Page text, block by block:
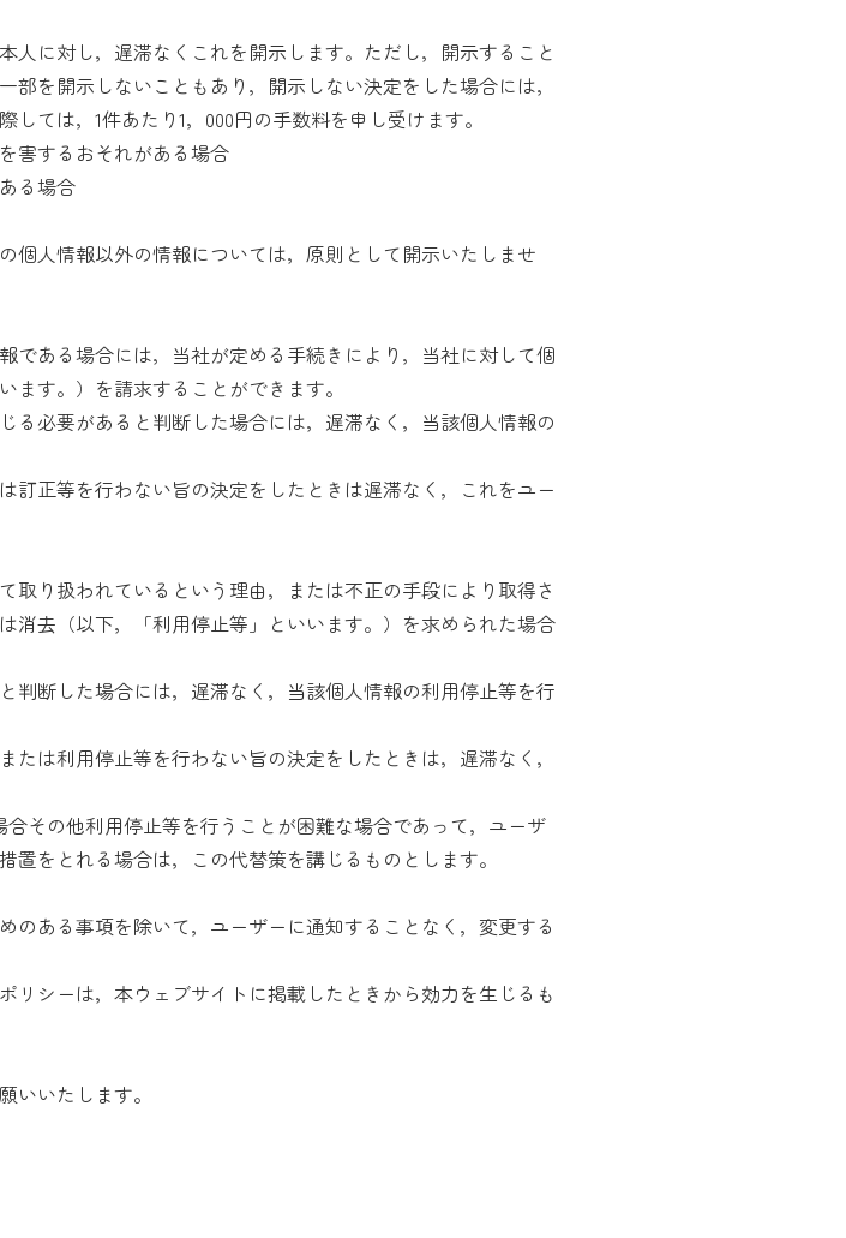
に対し，遅滞なくこれを開示します。ただし，開示すること
を開示しないこともあり，開示しない決定をした場合には，
ては，1件あたり1，000円の手数料を申し受けます。
害するおそれがある場合
る場合
個人情報以外の情報については，原則として開示いたしませ
である場合には，当社が定める手続きにより，当社に対して個
す。）を請求することができます。
る必要があると判断した場合には，遅滞なく，当該個人情報の
訂正等を行わない旨の決定をしたときは遅滞なく，これをユー
り扱われているという理由，または不正の手段により取得さ
消去（以下，「利用停止等」といいます。）を求められた場合
判断した場合には，遅滞なく，当該個人情報の利用停止等を行
は利用停止等を行わない旨の決定をしたときは，遅滞なく，
その他利用停止等を行うことが困難な場合であって，ユーザ
をとれる場合は，この代替策を講じるものとします。
ある事項を除いて，ユーザーに通知することなく，変更する
リシーは，本ウェブサイトに掲載したときから効力を生じるも
いいたします。